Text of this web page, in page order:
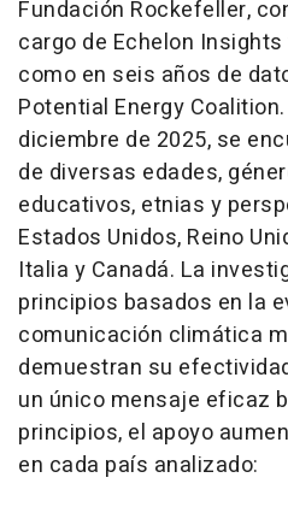
Fundación Rockefeller,
cargo de Echelon
como en seis años de
Potential Energy
diciembre de 2025, se
de diversas edades,
educativos, etnias y
Estados Unidos, Reino
Italia y Canadá. La
principios basados en la
comunicación climática
demuestran su
un único mensaje eficaz
principios, el apoyo
en cada país analizado: